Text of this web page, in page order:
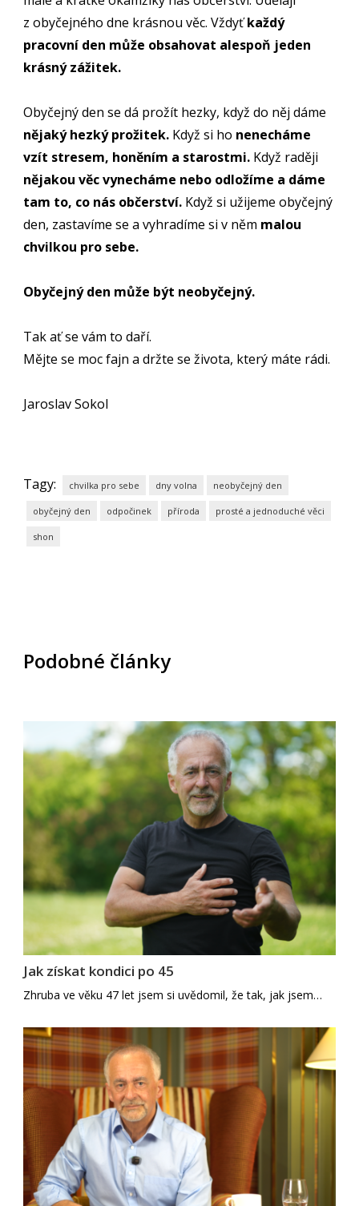
z obyčejného dne krásnou věc. Vždyťkaždý
pracovní den může obsahovat alespoň jeden
krásný zážitek.
Obyčejný den se dá prožít hezky, když do něj dáme
nějaký hezký prožitek. Když si ho nenecháme
vzít stresem, honěním a starostmi. Když raději
nějakou věc vynecháme nebo odložíme a dáme
tam to, co nás občerství. Když si užijeme obyčejný
den, zastavíme se a vyhradíme si v něm malou
chvilkou pro sebe.
Obyčejný den může být neobyčejný.
Tak ať se vám to daří.
Mějte se moc fajn a držte se života, který máte rádi.
Jaroslav Sokol
Tagy: chvilka pro sebe dny volna neobyčejný den
obyčejný den odpočinek příroda prosté a jednoduché věci
shon
Podobné články
Jak získat kondici po 45
Zhruba ve věku 47 let jsem si uvědomil, že tak, jak jsem…